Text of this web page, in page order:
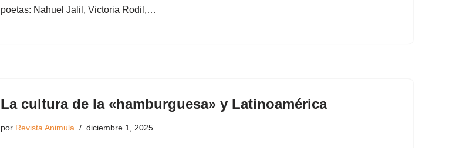
poetas: Nahuel Jalil, Victoria Rodil,…
La cultura de la «hamburguesa» y Latinoamérica
por Revista Animula diciembre 1, 2025